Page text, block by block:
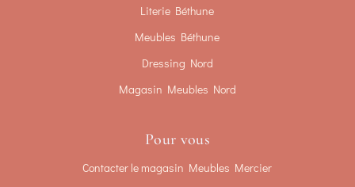
Literie Béthune
Meubles Béthune
Dressing Nord
Magasin Meubles Nord
Pour vous
Contacter le magasin Meubles Mercier